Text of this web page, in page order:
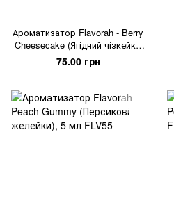
Ароматизатор Flavorah - Berry
Cheesecake (Ягідний чізкейк),
5 мл
75.00 грн